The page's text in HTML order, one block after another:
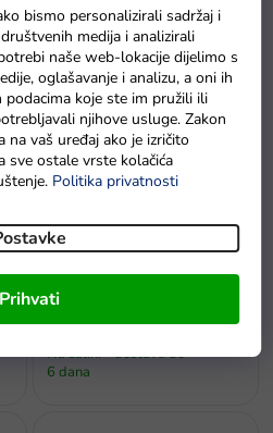
bismo personalizirali sadržaj i
medija i analizirali
naše web-lokacije dijelimo s
oglašavanje i analizu, a oni ih
koje ste im pružili ili
njihove usluge. Zakon
na vaš uređaj ako je izričito
sve ostale vrste kolačića
Politika privatnosti
Prihvati
2u1 crveni
Na zalihi - dostava do
6 dana.
Bicikl bez pedala Mercedes
Na zalihi - dostava do
6 dana